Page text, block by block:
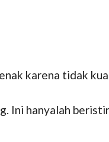
karena tidak
Ini hanyalah